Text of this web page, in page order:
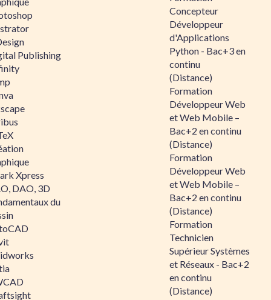
Publishing
Xpress
DAO, 3D
du
Concepteur
Développeur
d'Applications
Python - Bac+3 en
continu
(Distance)
Formation
Développeur Web
et Web Mobile –
Bac+2 en continu
(Distance)
Formation
Développeur Web
et Web Mobile –
Bac+2 en continu
(Distance)
Formation
Technicien
Supérieur Systèmes
et Réseaux - Bac+2
en continu
(Distance)